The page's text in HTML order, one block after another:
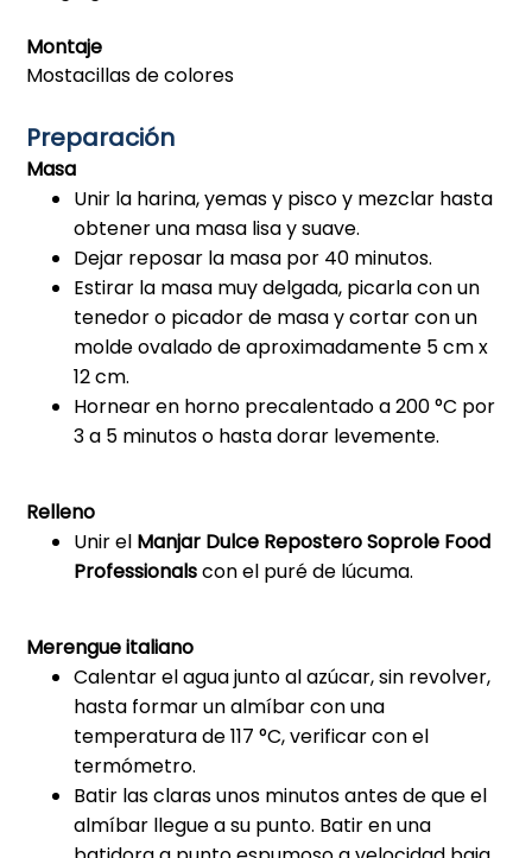
Montaje
Mostacillas de colores
Preparación
Masa
Unir la harina, yemas y pisco y mezclar hasta
obtener una masa lisa y suave.
Dejar reposar la masa por 40 minutos.
Estirar la masa muy delgada, picarla con un
tenedor o picador de masa y cortar con un
molde ovalado de aproximadamente 5 cm x
12 cm.
Hornear en horno precalentado a 200 °C por
3 a 5 minutos o hasta dorar levemente.
Relleno
Unir el Manjar Dulce Repostero Soprole Food
Professionalscon el puré de lúcuma.
Merengue italiano
Calentar el agua junto al azúcar, sin revolver,
hasta formar un almíbar con una
temperatura de 117 °C, verificar con el
termómetro.
Batir las claras unos minutos antes de que el
almíbar llegue a su punto. Batir en una